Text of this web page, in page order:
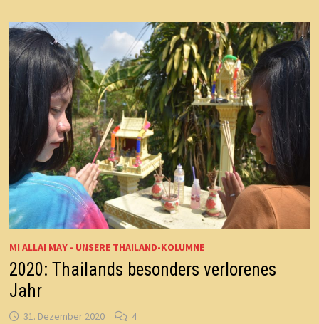
MI ALLAI MAY - UNSERE THAILAND-KOLUMNE
2020: Thailands besonders verlorenes
Jahr
31. Dezember 2020 4